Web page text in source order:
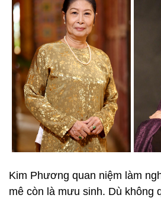
Kim Phương quan niệm làm
mê còn là mưu sinh. Dù không